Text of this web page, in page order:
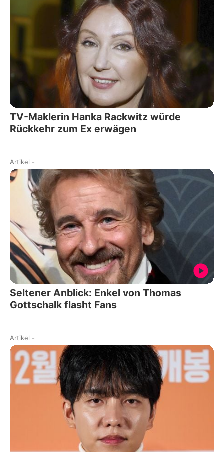
TV-Maklerin Hanka Rackwitz würde
Rückkehr zum Ex erwägen
Artikel -
Seltener Anblick: Enkel von Thomas
Gottschalk flasht Fans
Artikel -